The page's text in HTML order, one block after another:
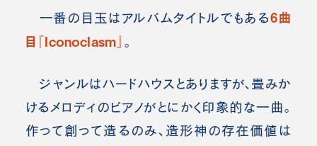
一番の目玉はアルバムタイトルでもある6曲
目『Iconoclasm』 。
ジャンルはハードハウスとありますが、畳みか
けるメロディのピアノがとにかく印象的な一曲。
作って創って造るのみ、造形神の存在価値は